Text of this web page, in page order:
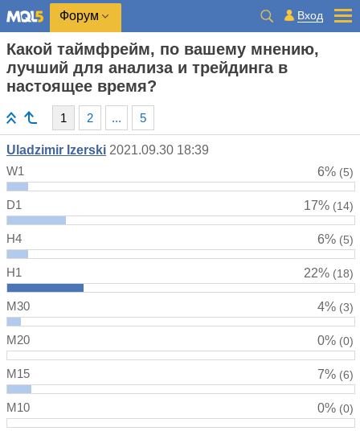
Форум Вход
Какой таймфрейм, по вашему мнению,
лучший для анализа и трейдинга в
настоящее время?
1 2 ... 5
Uladzimir Izerski 2021.09.30 18:39
W1
6% (5)
D1 17% (14)
H4 6% (5)
H1 22% (18)
M30 4% (3)
M20 0% (0)
M15 7% (6)
M10 0% (0)